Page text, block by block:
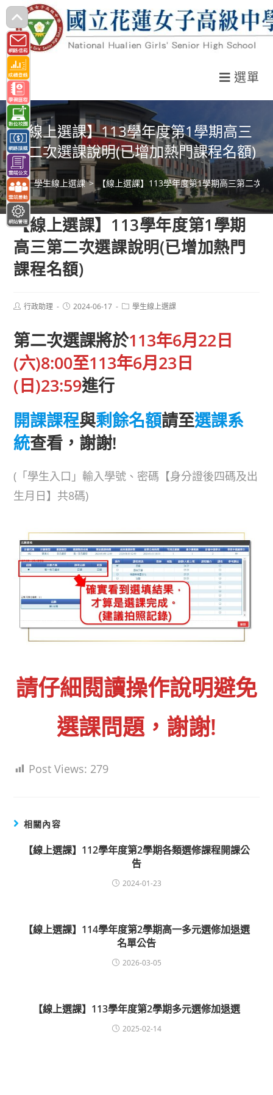
跳
轉
至
主
要
內
容
選單
【線上選課】113學年度第1學期高三
第二次選課說明(已增加熱門課程名額)
> 學生線上選課 > 【線上選課】113學年度第1學期高三第二次
【線上選課】113學年度第1學期
高三第二次選課說明(已增加熱門
課程名額)
Post行政助理
Post2024-06-17
Post學生線上選課
第二次選課將於113年6月22日
(六)8:00至113年6月23日
(日)23:59進行
開課課程與剩餘名額請至選課系
統查看，謝謝!
(「學生入口」輸入學號、密碼【身分證後四碼及出
生月日】共8碼)
請仔細閱讀操作說明避免
選課問題，謝謝!
Post Views: 279
相關內容
【線上選課】112學年度第2學期各類選修課程開課公
告
2024-01-23
【線上選課】114學年度第2學期高一多元選修加退選
名單公告
2026-03-05
【線上選課】113學年度第2學期多元選修加退選
2025-02-14